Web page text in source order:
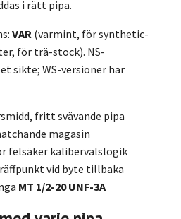
i rätt pipa.
VAR (varmint, för synthetic-
för trä-stock). NS-
sikte; WS-versioner har
fritt svävande pipa
magasin
felsäker kalibervalslogik
vid byte tillbaka
MT 1/2-20 UNF-3A